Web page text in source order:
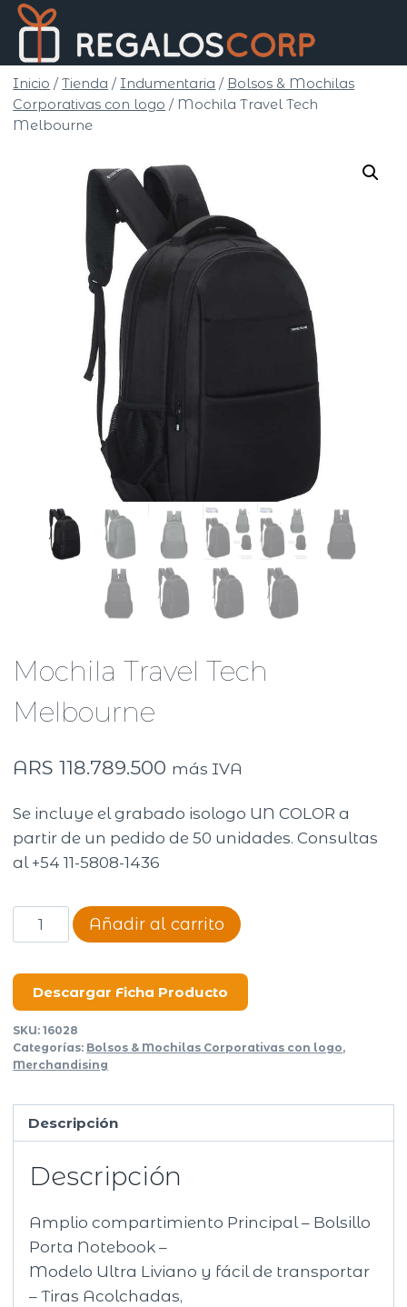
Saltar
contenido
Inicio / Tienda / Indumentaria / Bolsos & Mochilas
Corporativas con logo / Mochila Travel Tech
Melbourne
Mochila Travel Tech
Melbourne
ARS 118.789.500 más IVA
Se incluye el grabado isologo UN COLOR a
partir de un pedido de 50 unidades. Consultas
al +54 11-5808-1436
Mochila
Travel
Melbourne
cantidad
Añadir al carrito
Descargar Ficha Producto
SKU:16028
Categorías: Bolsos & Mochilas Corporativas con logo,
Merchandising
Descripción
Descripción
Amplio compartimiento Principal – Bolsillo
Porta Notebook –
Modelo Ultra Liviano y fácil de transportar
– Tiras Acolchadas,